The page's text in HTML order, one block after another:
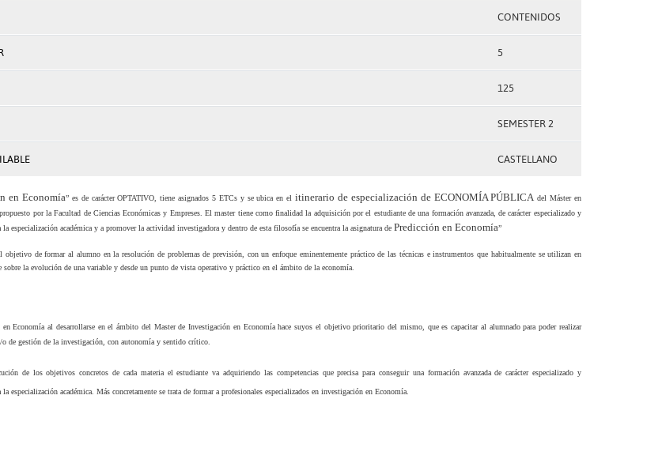
CONTENIDOS
5
125
SEMESTER 2
CASTELLANO
en Economía” es de carácter OPTATIVO, tiene asignados 5 ETCs y se ubica en elitinerario de especialización de ECONOMÍA PÚBLICA del Máster en
por la Facultad de Ciencias Económicas y Empreses. El master tiene como finalidad la adquisición por el estudiante de una formación avanzada, de carácter especializado y
especialización académica y a promover la actividad investigadora y dentro de esta filosofía se encuentra la asignatura de Predicción en Economía”
objetivo de formar al alumno en la resolución de problemas de previsión, con un enfoque eminentemente práctico de las técnicas e instrumentos que habitualmente se utilizan en
sobre la evolución de una variable y desde un punto de vista operativo y práctico en el ámbito de la economía.
en Economía al desarrollarse en el ámbito del Master de Investigación en Economía hace suyos el objetivo prioritario del mismo, que es capacitar al alumnado para poder realizar
de gestión de la investigación, con autonomía y sentido crítico.
de los objetivos concretos de cada materia el estudiante va adquiriendo las competencias que precisa para conseguir una formación avanzada de carácter especializado y
especialización académica. Más concretamente se trata de formar a profesionales especializados en investigación en Economía.